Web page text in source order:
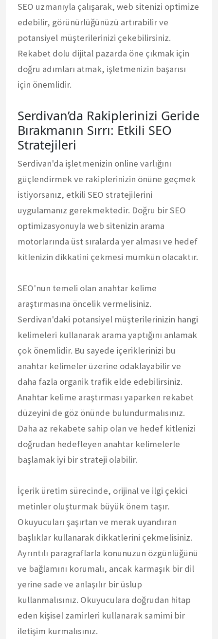
SEO uzmanıyla çalışarak, web sitenizi optimize
edebilir, görünürlüğünüzü artırabilir ve
potansiyel müşterilerinizi çekebilirsiniz.
Rekabet dolu dijital pazarda öne çıkmak için
doğru adımları atmak, işletmenizin başarısı
için önemlidir.
Serdivan’da Rakiplerinizi Geride
Bırakmanın Sırrı: Etkili SEO
Stratejileri
Serdivan'da işletmenizin online varlığını
güçlendirmek ve rakiplerinizin önüne geçmek
istiyorsanız, etkili SEO stratejilerini
uygulamanız gerekmektedir. Doğru bir SEO
optimizasyonuyla web sitenizin arama
motorlarında üst sıralarda yer alması ve hedef
kitlenizin dikkatini çekmesi mümkün olacaktır.
SEO'nun temeli olan anahtar kelime
araştırmasına öncelik vermelisiniz.
Serdivan'daki potansiyel müşterilerinizin hangi
kelimeleri kullanarak arama yaptığını anlamak
çok önemlidir. Bu sayede içeriklerinizi bu
anahtar kelimeler üzerine odaklayabilir ve
daha fazla organik trafik elde edebilirsiniz.
Anahtar kelime araştırması yaparken rekabet
düzeyini de göz önünde bulundurmalısınız.
Daha az rekabete sahip olan ve hedef kitlenizi
doğrudan hedefleyen anahtar kelimelerle
başlamak iyi bir strateji olabilir.
İçerik üretim sürecinde, orijinal ve ilgi çekici
metinler oluşturmak büyük önem taşır.
Okuyucuları şaşırtan ve merak uyandıran
başlıklar kullanarak dikkatlerini çekmelisiniz.
Ayrıntılı paragraflarla konunuzun özgünlüğünü
ve bağlamını korumalı, ancak karmaşık bir dil
yerine sade ve anlaşılır bir üslup
kullanmalısınız. Okuyuculara doğrudan hitap
eden kişisel zamirleri kullanarak samimi bir
iletişim kurmalısınız.